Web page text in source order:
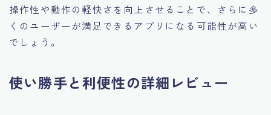
操作性や動作の軽快さを向上させることで、さらに多
くのユーザーが満足できるアプリになる可能性が高い
でしょう。
使い勝手と利便性の詳細レビュー